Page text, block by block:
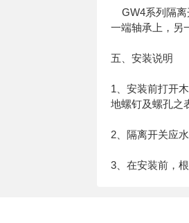
GW4系列隔离
一端轴承上，另
五、安装说明
1、安装前打开
地螺钉及螺孔之
2、隔离开关应
3、在安装前，